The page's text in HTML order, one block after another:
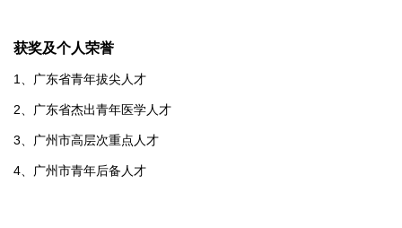
获奖及个人荣誉
1、广东省青年拔尖人才
2、广东省杰出青年医学人才
3、广州市高层次重点人才
4、广州市青年后备人才